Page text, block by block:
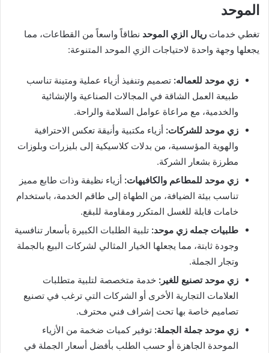
الموحد
تغطي خدمات ريال الزي الموحد نطاقاً واسعاً من القطاعات، مما
يجعلها وجهة واحدة لاحتياجات الزي الموحد المتنوعة:
زي موحد للعماله: تصميم وتنفيذ أزياء عملية ومتينة تناسب
طبيعة العمل الشاقة في المجالات الصناعية والإنشائية
والخدمية، مع مراعاة عوامل السلامة والراحة.
زي موحد للشركات: أزياء مكتبية وأنيقة تعكس الاحترافية
والهوية المؤسسية، من بدلات كلاسيكية إلى بليزرات وبلوزات
مطرزة بشعار الشركة.
زي موحد للمطاعم والكافيهات: أزياء نظيفة وذات طابع مميز
تناسب بيئة الضيافة، من الطهاة إلى طاقم الخدمة، باستخدام
خامات قابلة للغسل المتكرر ومقاومة للبقع.
طلبيات جمله زي موحد: تلبية الطلبات الكبيرة بأسعار تنافسية
وجودة ثابتة، مما يجعلها الخيار المثالي لشركات البيع بالجملة
وتجار الجملة.
زي موحد تصنيع للغير: خدمة متخصصة لتلبية متطلبات
العلامات التجارية الأخرى أو الشركات التي ترغب في تصنيع
تصاميم خاصة بها تحت إشراف فني محترف.
زي موحد جملة الجملة: توفير كميات ضخمة من الأزياء
الموحدة الجاهزة أو حسب الطلب بأفضل أسعار الجملة في